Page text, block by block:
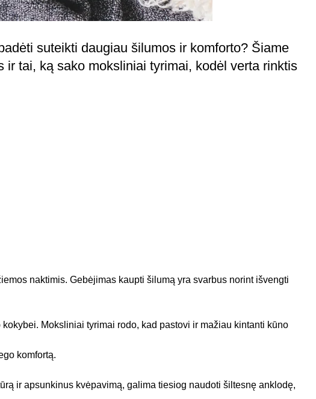
suteikti daugiau šilumos ir komforto? Šiame
tai, ką sako moksliniai tyrimai, kodėl verta rinktis
naktimis. Gebėjimas kaupti šilumą yra svarbus norint išvengti
Moksliniai tyrimai rodo, kad pastovi ir mažiau kintanti kūno
komfortą.
ir apsunkinus kvėpavimą, galima tiesiog naudoti šiltesnę anklodę,